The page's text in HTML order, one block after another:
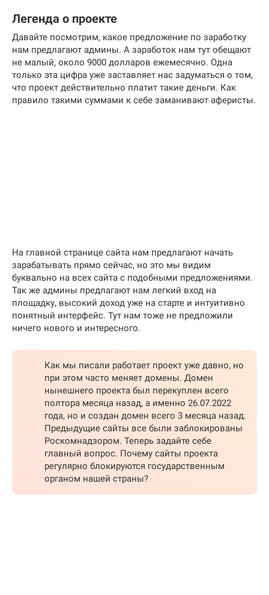
Легенда о проекте
Давайте посмотрим, какое предложение по заработку
нам предлагают админы. А заработок нам тут обещают
не малый, около 9000 долларов ежемесячно. Одна
только эта цифра уже заставляет нас задуматься о том,
что проект действительно платит такие деньги. Как
правило такими суммами к себе заманивают аферисты.
На главной странице сайта нам предлагают начать
зарабатывать прямо сейчас, но это мы видим
буквально на всех сайта с подобными предложениями.
Так же админы предлагают нам легкий вход на
площадку, высокий доход уже на старте и интуитивно
понятный интерфейс. Тут нам тоже не предложили
ничего нового и интересного.
Как мы писали работает проект уже давно, но
при этом часто меняет домены. Домен
нынешнего проекта был перекуплен всего
полтора месяца назад, а именно 26.07.2022
года, но и создан домен всего 3 месяца назад.
Предыдущие сайты все были заблокированы
Роскомнадзором. Теперь задайте себе
главный вопрос. Почему сайты проекта
регулярно блокируются государственным
органом нашей страны?